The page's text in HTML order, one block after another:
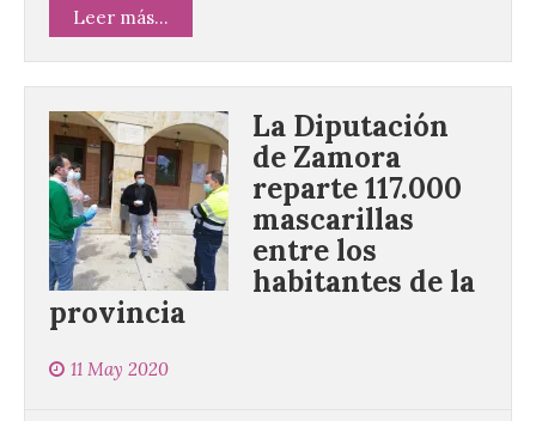
Leer más...
La Diputación
de Zamora
reparte 117.000
mascarillas
entre los
habitantes de la
provincia
11 May 2020